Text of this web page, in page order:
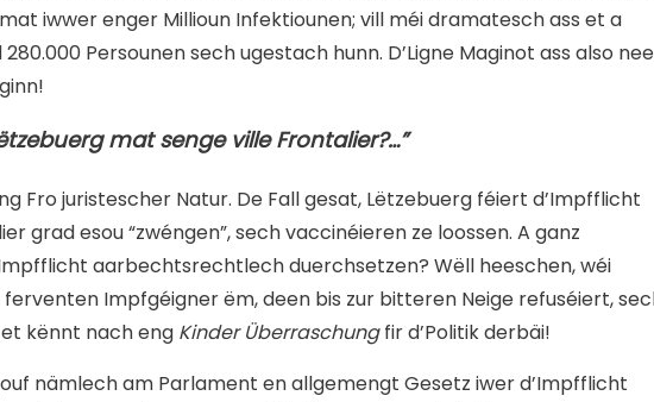
iwwer enger Millioun Infektiounen; vill méi dramatesch ass et a
Persounen sech ugestach hunn. D’Ligne Maginot ass also
mat senge ville Frontalier?…”
Fro juristescher Natur. De Fall gesat, Lëtzebuerg féiert d’Impfflicht
grad esou “zwéngen”, sech vaccinéieren ze loossen. A ganz
aarbechtsrechtlech duerchsetzen? Wëll heeschen, wéi
Impfgéigner ëm, deen bis zur bitteren Neige refuséiert,
kënnt nach eng Kinder Überraschungfir d’Politik derbäi!
nämlech am Parlament en allgemengt Gesetz iwer d’Impfflicht